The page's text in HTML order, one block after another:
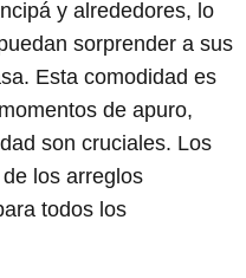
y alrededores, lo
sorprender a sus
Esta comodidad es
de apuro,
son cruciales. Los
los arreglos
todos los